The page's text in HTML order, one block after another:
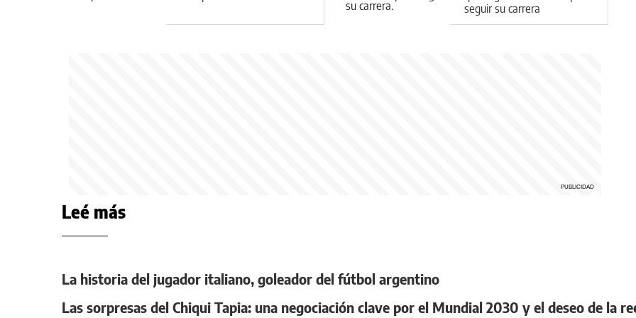
seguir su carrera
Leé más
La historia del jugador italiano, goleador del fútbol argentino
Las sorpresas del Chiqui Tapia: una negociación clave por el Mundial 2030 y el deseo de la